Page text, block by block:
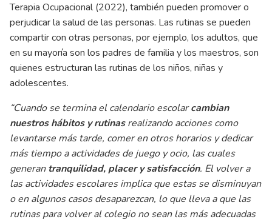
Terapia Ocupacional (2022), también pueden promover o
perjudicar la salud de las personas. Las rutinas se pueden
compartir con otras personas, por ejemplo, los adultos, que
en su mayoría son los padres de familia y los maestros, son
quienes estructuran las rutinas de los niños, niñas y
adolescentes.
“Cuando se termina el calendario escolarcambian
nuestros hábitos y rutinasrealizando acciones como
levantarse más tarde, comer en otros horarios y dedicar
más tiempo a actividades de juego y ocio, las cuales
generantranquilidad, placer y satisfacción. El volver a
las actividades escolares implica que estas se disminuyan
o en algunos casos desaparezcan, lo que lleva a que las
rutinas para volver al colegio no sean las más adecuadas